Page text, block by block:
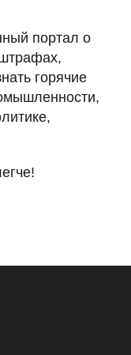
портал о
горячие